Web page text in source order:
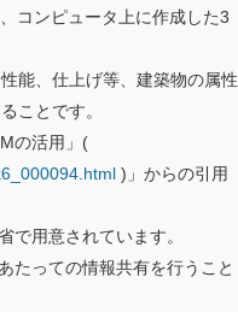
コンピュータ上に作成した3
能、仕上げ等、建築物の属性
ことです。
の活用」(
)」からの引用
で用意されています。
たっての情報共有を行うこと